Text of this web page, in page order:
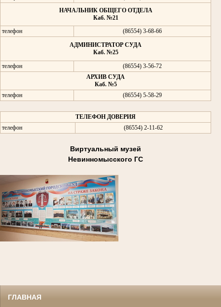
НАЧАЛЬНИК ОБЩЕГО ОТДЕЛА
Каб. №21
телефон
(86554) 3-68-66
АДМИНИСТРАТОР СУДА
Каб. №25
телефон
(86554) 3-56-72
АРХИВ СУДА
Каб. №5
телефон
(86554) 5-58-29
ТЕЛЕФОН ДОВЕРИЯ
телефон
(86554) 2-11-62
Виртуальный музей
Невинномысского ГС
ГЛАВНАЯ